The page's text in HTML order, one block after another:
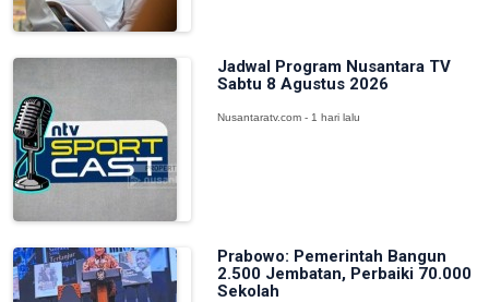
Jadwal Program Nusantara TV
Sabtu 8 Agustus 2026
Nusantaratv.com - 1 hari lalu
Prabowo: Pemerintah Bangun
2.500 Jembatan, Perbaiki 70.000
Sekolah